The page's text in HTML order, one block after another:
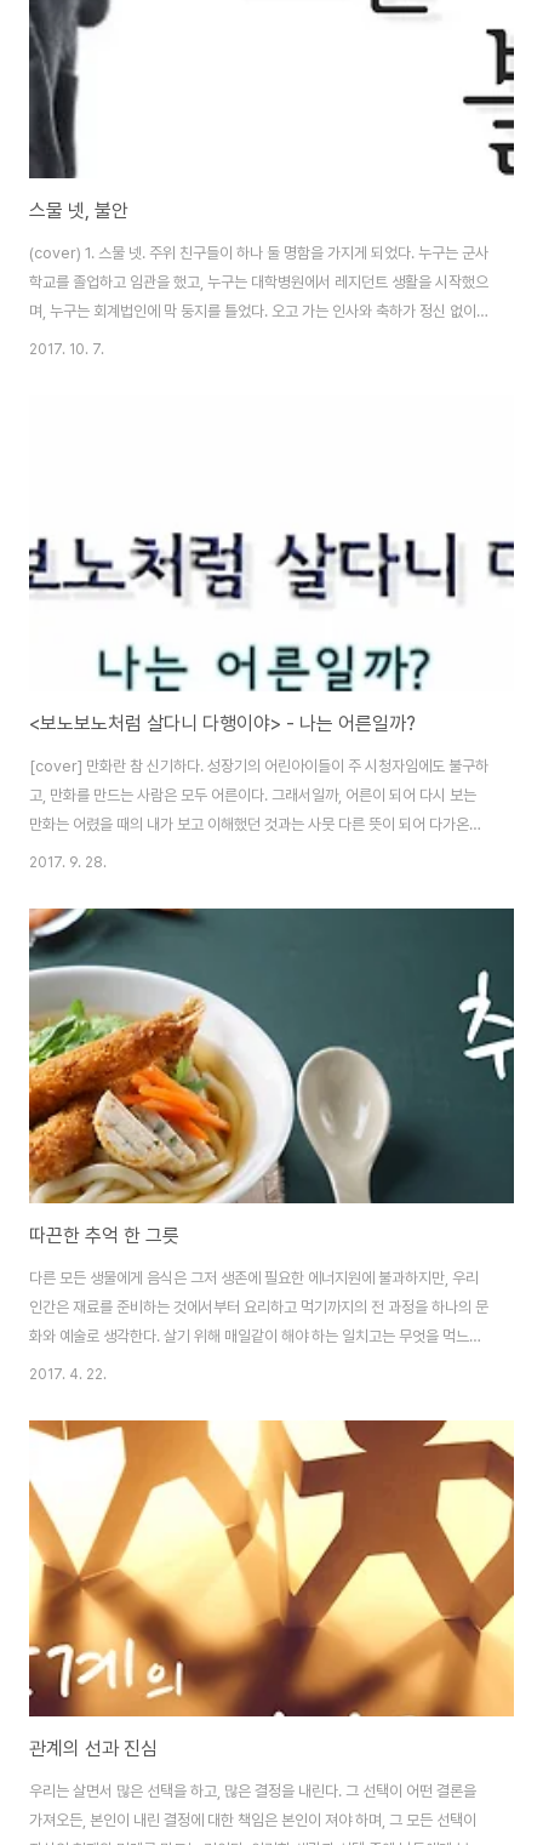
스물 넷, 불안
(cover) 1. 스물 넷. 주위 친구들이 하나 둘 명함을 가지게 되었다. 누구는 군사
학교를 졸업하고 임관을 했고, 누구는 대학병원에서 레지던트 생활을 시작했으
며, 누구는 회계법인에 막 둥지를 틀었다. 오고 가는 인사와 축하가 정신 없이
지나가고 나면 나는 종종 일상의 표정으로 가리고 있는 의식의 저변에서 침식
2017. 10. 7.
<보노보노처럼 살다니 다행이야> - 나는 어른일까?
[cover] 만화란 참 신기하다. 성장기의 어린아이들이 주 시청자임에도 불구하
고, 만화를 만드는 사람은 모두 어른이다. 그래서일까, 어른이 되어 다시 보는
만화는 어렸을 때의 내가 보고 이해했던 것과는 사뭇 다른 뜻이 되어 다가온다.
전에는 공감할 수 없었던 캐릭터의 아픔이 느껴지기도 하고, 어렸을 때는 표면
래도 많은 어른이 비슷한 경험을 하기 때문인 듯, ‘키덜트 (Kidult)’라는 단어까
지 생길 정도로 어렸을 적의 장난감이나 만화, 과자 등을 즐겨 찾는 20~30대
가 많다. 아이를 뜻하는 단어, 키드 (Kid)와 어른을 뜻하는 단어, 어덜트
(Adult)의 합성어인 키덜트는, 겉은 자랐어도 마음만은 아이였던 때와의 고리
를 ..
2017. 9. 28.
따끈한 추억 한 그릇
다른 모든 생물에게 음식은 그저 생존에 필요한 에너지원에 불과하지만, 우리
인간은 재료를 준비하는 것에서부터 요리하고 먹기까지의 전 과정을 하나의 문
화와 예술로 생각한다. 살기 위해 매일같이 해야 하는 일치고는 무엇을 먹느냐,
어떻게 먹느냐, 누구와 먹느냐 등 생각보다 많은 열정과 시간, 돈을 쏟는다. 라
명은 자연히 우리가 하루도 빼놓지 않고 고민한 결과물에 고스란히 담겨있다.
그만큼 음식은 우리 인생에 적지 않은 비중을 차지할 수밖에 없고, 문화 요소로
자리 잡으면서 꽤 깊은 의미를 지니기 시작했다. 좋아하는 음식을 떠올릴 때면
꼭 그때 함께 먹었던 사람들이나 그 날의 에피소드, 그 장소의 분위기가 함께 생
각나지 않는가. 어머니를..
2017. 4. 22.
관계의 선과 진심
우리는 살면서 많은 선택을 하고, 많은 결정을 내린다. 그 선택이 어떤 결론을
가져오든, 본인이 내린 결정에 대한 책임은 본인이 져야 하며, 그 모든 선택이